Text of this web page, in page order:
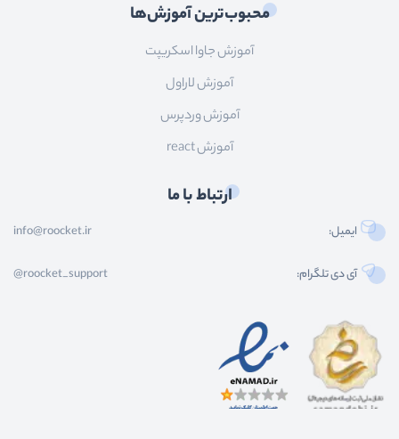
محبوب‌ترین آموزش‌ها
آموزش جاوا اسکریپت
آموزش لاراول
آموزش وردپرس
آموزش react
ارتباط با ما
ایمیل: info@roocket.ir
آی دی تلگرام: @roocket_support